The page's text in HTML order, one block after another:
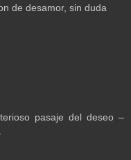
de desamor, sin duda
pasaje del deseo –